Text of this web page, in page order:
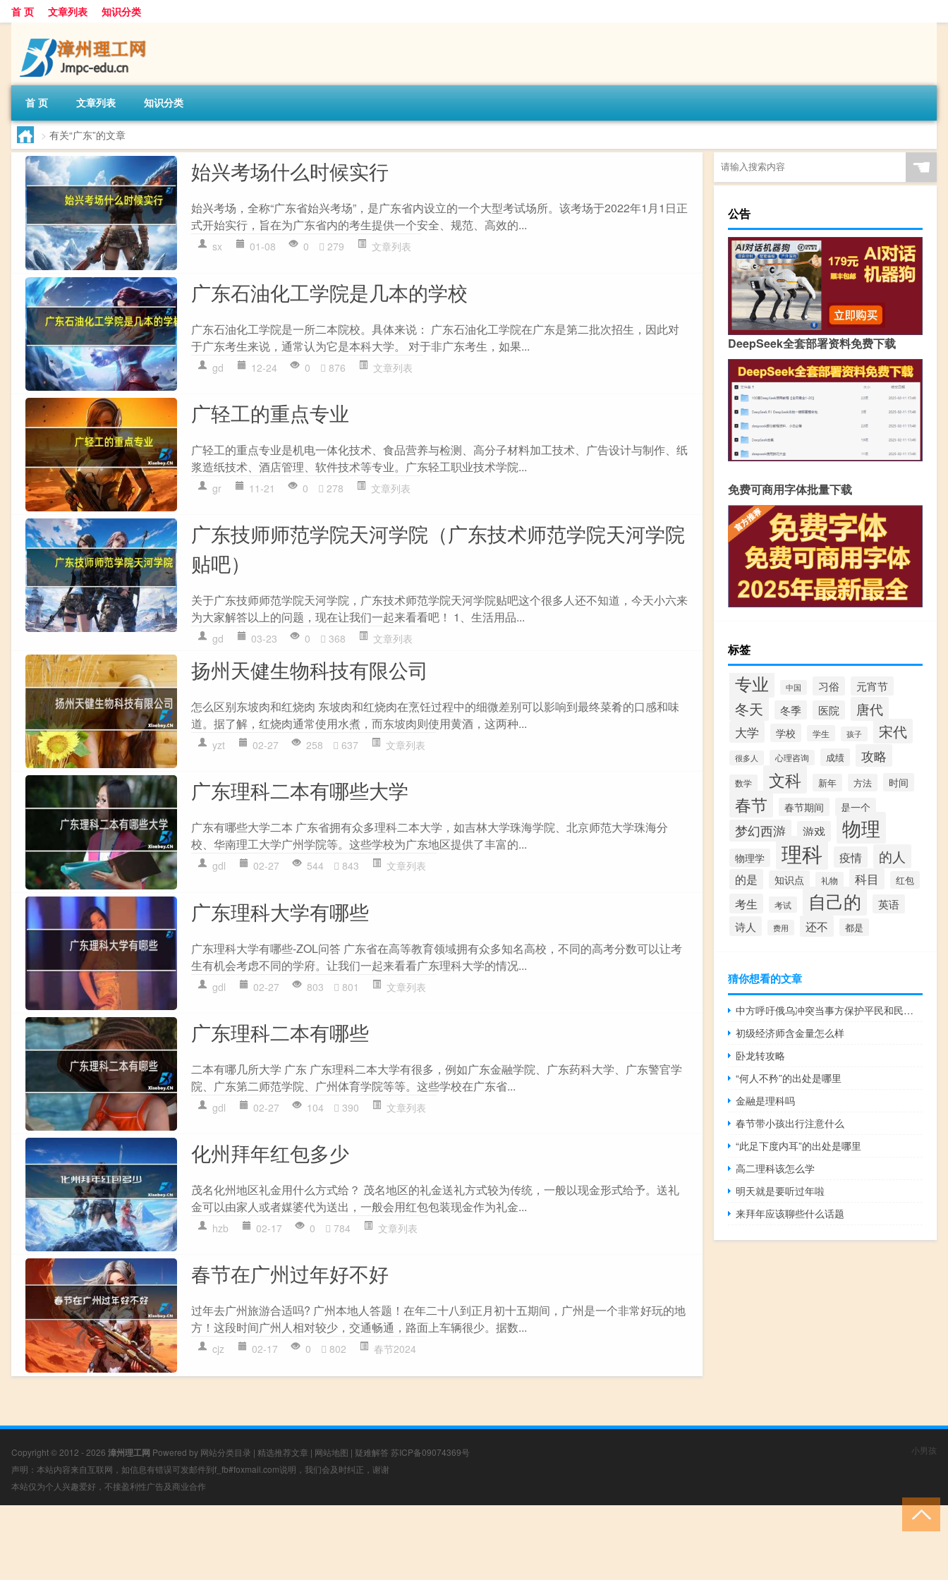
首 页 文章列表 知识分类
首 页 文章列表 知识分类
> 有关“广东”的文章
始兴考场什么时候实行
始兴考场，全称“广东省始兴考场”，是广东省内设立的一个大型考试场所。该考场于2022年1月1日正
式开始实行，旨在为广东省内的考生提供一个安全、规范、高效的...
sx 01-08 0 279 文章列表
广东石油化工学院是几本的学校
广东石油化工学院是一所二本院校。具体来说： 广东石油化工学院在广东是第二批次招生，因此对
于广东考生来说，通常认为它是本科大学。 对于非广东考生，如果...
gd 12-24 0 876 文章列表
广轻工的重点专业
广轻工的重点专业是机电一体化技术、食品营养与检测、高分子材料加工技术、广告设计与制作、纸
浆造纸技术、酒店管理、软件技术等专业。广东轻工职业技术学院...
gr 11-21 0 278 文章列表
广东技师师范学院天河学院（广东技术师范学院天河学院
贴吧）
关于广东技师师范学院天河学院，广东技术师范学院天河学院贴吧这个很多人还不知道，今天小六来
为大家解答以上的问题，现在让我们一起来看看吧！ 1、生活用品...
gd 03-23 0 368 文章列表
扬州天健生物科技有限公司
怎么区别东坡肉和红烧肉 东坡肉和红烧肉在烹饪过程中的细微差别可以影响到最终菜肴的口感和味
道。据了解，红烧肉通常使用水煮，而东坡肉则使用黄酒，这两种...
yzt 02-27 258 637 文章列表
广东理科二本有哪些大学
广东有哪些大学二本 广东省拥有众多理科二本大学，如吉林大学珠海学院、北京师范大学珠海分
校、华南理工大学广州学院等。这些学校为广东地区提供了丰富的...
gdl 02-27 544 843 文章列表
广东理科大学有哪些
广东理科大学有哪些-ZOL问答 广东省在高等教育领域拥有众多知名高校，不同的高考分数可以让考
生有机会考虑不同的学府。让我们一起来看看广东理科大学的情况...
gdl 02-27 803 801 文章列表
广东理科二本有哪些
二本有哪几所大学 广东 广东理科二本大学有很多，例如广东金融学院、广东药科大学、广东警官学
院、广东第二师范学院、广州体育学院等等。这些学校在广东省...
gdl 02-27 104 390 文章列表
化州拜年红包多少
茂名化州地区礼金用什么方式给？ 茂名地区的礼金送礼方式较为传统，一般以现金形式给予。送礼
金可以由家人或者媒婆代为送出，一般会用红包包装现金作为礼金...
hzb 02-17 0 784 文章列表
春节在广州过年好不好
过年去广州旅游合适吗? 广州本地人答题！在年二十八到正月初十五期间，广州是一个非常好玩的地
方！这段时间广州人相对较少，交通畅通，路面上车辆很少。据数...
cjz 02-17 0 802 春节2024
☚
公告
DeepSeek全套部署资料免费下载
免费可商用字体批量下载
标签
专业 中国 习俗 元宵节
冬天 冬季 医院 唐代
大学 学校 学生 孩子 宋代
很多人 心理咨询 成绩 攻略
数学 文科 新年 方法 时间
春节 春节期间 是一个
梦幻西游 游戏 物理
物理学 理科 疫情 的人
的是 知识点 礼物 科目 红包
考生 考试 自己的 英语
诗人 费用 还不 都是
猜你想看的文章
中方呼吁俄乌冲突当事方保护平民和民用基础设施安全
初级经济师含金量怎么样
卧龙转攻略
“何人不矜”的出处是哪里
金融是理科吗
春节带小孩出行注意什么
“此足下度内耳”的出处是哪里
高二理科该怎么学
明天就是要听过年啦
来拜年应该聊些什么话题
Copyright © 2012 - 2026 漳州理工网 Powered by 网站分类目录 | 精选推荐文章 | 网站地图 | 疑难解答 苏ICP备09074369号
声明：本站内容来自互联网，如信息有错误可发邮件到f_fb#foxmail.com说明，我们会及时纠正，谢谢
本站仅为个人兴趣爱好，不接盈利性广告及商业合作
小男孩